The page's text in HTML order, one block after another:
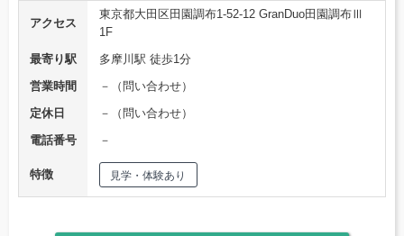
アクセス
東京都大田区田園調布1-52-12 GranDuo田園調布Ⅲ
1F
最寄り駅
多摩川駅 徒歩1分
営業時間
－（問い合わせ）
定休日
－（問い合わせ）
電話番号
－
特徴 見学・体験あり